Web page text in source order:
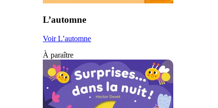
L’automne
Voir L’automne
À paraître